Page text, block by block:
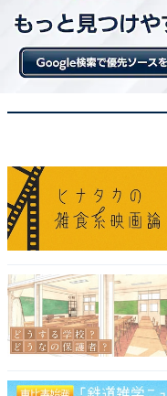
投票した人からは、
「チョコミントとの
ど、長年愛されてい
ありました。